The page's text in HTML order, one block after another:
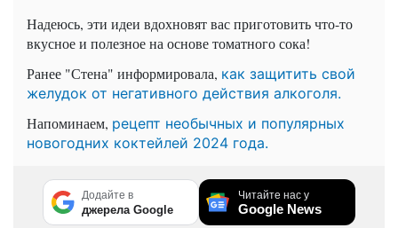
Надеюсь, эти идеи вдохновят вас приготовить что-то
вкусное и полезное на основе томатного сока!
Ранее "Стена" информировала, как защитить свой
желудок от негативного действия алкоголя.
Напоминаем, рецепт необычных и популярных
новогодних коктейлей 2024 года.
Додайте в
джерела Google
Читайте нас у
Google News